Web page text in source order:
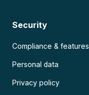
Security
Compliance & features
Personal data
Privacy policy